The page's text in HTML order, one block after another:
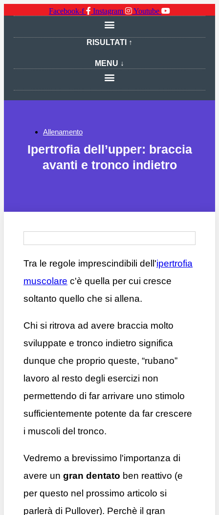
Facebook-f Instagram Youtube
RISULTATI ↑
MENU ↓
Allenamento
Ipertrofia dell’upper: braccia
avanti e tronco indietro
Tra le regole imprescindibili dell'ipertrofia
muscolare c'è quella per cui cresce
soltanto quello che si allena.
Chi si ritrova ad avere braccia molto
sviluppate e tronco indietro significa
dunque che proprio queste, “rubano”
lavoro al resto degli esercizi non
permettendo di far arrivare uno stimolo
sufficientemente potente da far crescere
i muscoli del tronco.
Vedremo a brevissimo l'importanza di
avere un gran dentato ben reattivo (e
per questo nel prossimo articolo si
parlerà di Pullover). Perchè il gran